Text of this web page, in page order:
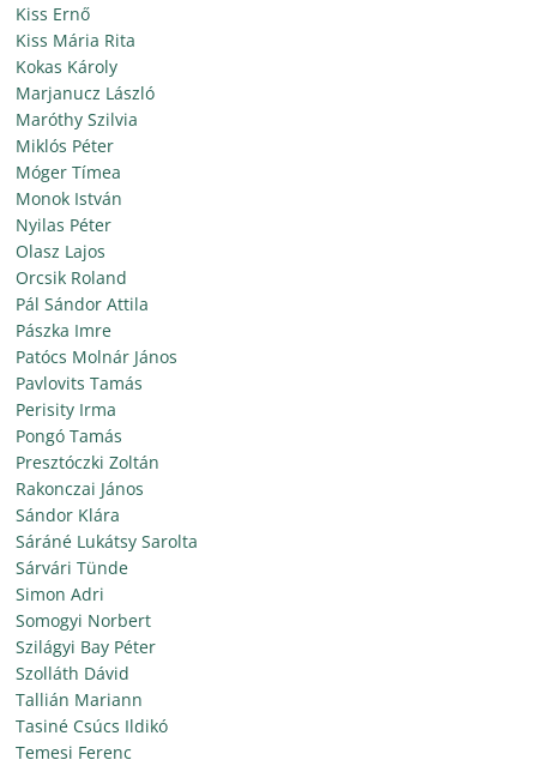
Kiss Ernő
Kiss Mária Rita
Kokas Károly
Marjanucz László
Maróthy Szilvia
Miklós Péter
Móger Tímea
Monok István
Nyilas Péter
Olasz Lajos
Orcsik Roland
Pál Sándor Attila
Pászka Imre
Patócs Molnár János
Pavlovits Tamás
Perisity Irma
Pongó Tamás
Presztóczki Zoltán
Rakonczai János
Sándor Klára
Sáráné Lukátsy Sarolta
Sárvári Tünde
Simon Adri
Somogyi Norbert
Szilágyi Bay Péter
Szolláth Dávid
Tallián Mariann
Tasiné Csúcs Ildikó
Temesi Ferenc